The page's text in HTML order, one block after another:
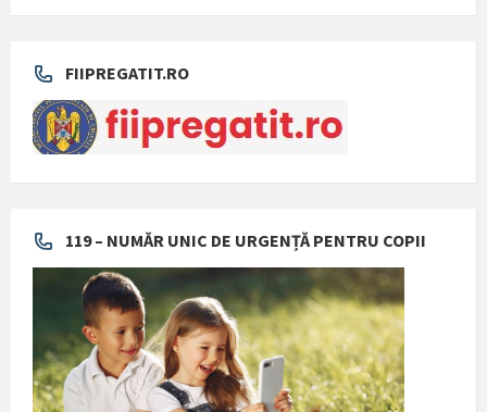
FIIPREGATIT.RO
119 – NUMĂR UNIC DE URGENȚĂ PENTRU COPII